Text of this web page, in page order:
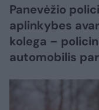
Panevėžio
aplinkybes
kolega –
automobilis